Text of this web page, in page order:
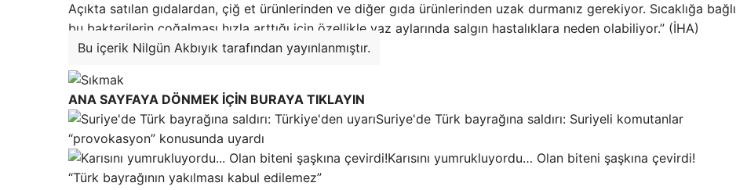
Açıkta satılan gıdalardan, çiğ et ürünlerinden ve diğer gıda ürünlerinden uzak durmanız gerekiyor. Sıcaklığa bağlı
bu bakterilerin çoğalması hızla arttığı için özellikle yaz aylarında salgın hastalıklara neden olabiliyor.” (İHA)
Bu içerik Nilgün Akbıyık tarafından yayınlanmıştır.
ANA SAYFAYA DÖNMEK İÇİN BURAYA TIKLAYIN
Suriye'de Türk bayrağına saldırı: Suriyeli komutanlar
“provokasyon” konusunda uyardı
Karısını yumrukluyordu… Olan biteni şaşkına çevirdi!
“Türk bayrağının yakılması kabul edilemez”